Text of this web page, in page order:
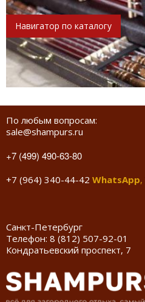
Навигатор по каталогу
По любым вопросам:
sale@shampurs.ru
+7 (499) 490-63-80
+7 (964) 340-44-42 WhatsApp,
Санкт-Петербург
Телефон: 8 (812) 507-92-01
Кондратьевский проспект, 7